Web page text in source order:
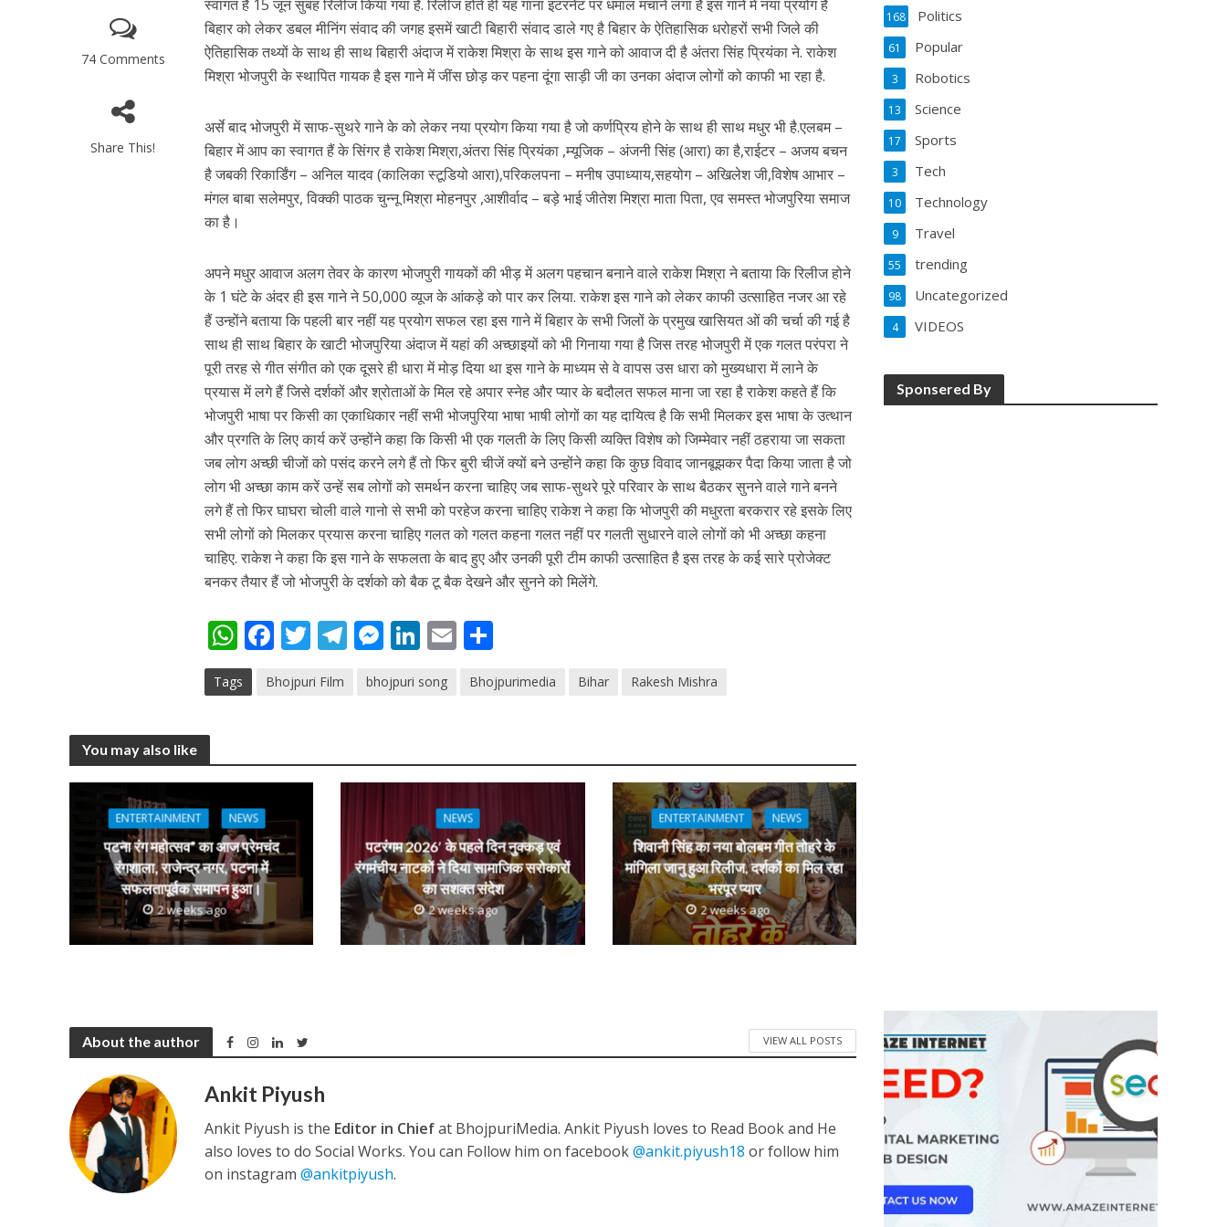
कुलदीप कुमार की “गौरी शंकर की प्रेम कहानी” ने मचाया धमाल
‘शेल्टर होम’ के एक सीन ने तोड़ दिया दिव्या त्यागी का सब्र, कैमरा बंद होने के बाद भी नहीं थमे आंसू
अरविंद अकेला कल्लू के नए अंदाज़ ने मचाई धूम, ‘राउंड राउंड’ को मिल रहा दर्शकों का भरपूर प्यार
74 Comments
Share This!
p
p
o
k
m g
er
n
स्वागत है 15 जून सुबह रिलीज किया गया है. रिलीज होते ही यह गाना इंटरनेट पर धमाल मचाने लगा है इस गाने में नया प्रयोग है
बिहार को लेकर डबल मीनिंग संवाद की जगह इसमें खाटी बिहारी संवाद डाले गए है बिहार के ऐतिहासिक धरोहरों सभी जिले की
ऐतिहासिक तथ्यों के साथ ही साथ बिहारी अंदाज में राकेश मिश्रा के साथ इस गाने को आवाज दी है अंतरा सिंह प्रियंका ने. राकेश
मिश्रा भोजपुरी के स्थापित गायक है इस गाने में जींस छोड़ कर पहना दूंगा साड़ी जी का उनका अंदाज लोगों को काफी भा रहा है.
अर्से बाद भोजपुरी में साफ-सुथरे गाने के को लेकर नया प्रयोग किया गया है जो कर्णप्रिय होने के साथ ही साथ मधुर भी है.एलबम –
बिहार में आप का स्वागत हैं के सिंगर है राकेश मिश्रा,अंतरा सिंह प्रियंका ,म्यूजिक – अंजनी सिंह (आरा) का है,राईटर – अजय बचन
है जबकी रिकार्डिंग – अनिल यादव (कालिका स्टूडियो आरा),परिकलपना – मनीष उपाध्याय,सहयोग – अखिलेश जी,विशेष आभार –
मंगल बाबा सलेमपुर, विक्की पाठक चुन्नू मिश्रा मोहनपुर ,आशीर्वाद – बड़े भाई जीतेश मिश्रा माता पिता, एव समस्त भोजपुरिया समाज
का है।
अपने मधुर आवाज अलग तेवर के कारण भोजपुरी गायकों की भीड़ में अलग पहचान बनाने वाले राकेश मिश्रा ने बताया कि रिलीज होने
के 1 घंटे के अंदर ही इस गाने ने 50,000 व्यूज के आंकड़े को पार कर लिया. राकेश इस गाने को लेकर काफी उत्साहित नजर आ रहे
हैं उन्होंने बताया कि पहली बार नहीं यह प्रयोग सफल रहा इस गाने में बिहार के सभी जिलों के प्रमुख खासियत ओं की चर्चा की गई है
साथ ही साथ बिहार के खाटी भोजपुरिया अंदाज में यहां की अच्छाइयों को भी गिनाया गया है जिस तरह भोजपुरी में एक गलत परंपरा ने
पूरी तरह से गीत संगीत को एक दूसरे ही धारा में मोड़ दिया था इस गाने के माध्यम से वे वापस उस धारा को मुख्यधारा में लाने के
प्रयास में लगे हैं जिसे दर्शकों और श्रोताओं के मिल रहे अपार स्नेह और प्यार के बदौलत सफल माना जा रहा है राकेश कहते हैं कि
भोजपुरी भाषा पर किसी का एकाधिकार नहीं सभी भोजपुरिया भाषा भाषी लोगों का यह दायित्व है कि सभी मिलकर इस भाषा के उत्थान
और प्रगति के लिए कार्य करें उन्होंने कहा कि किसी भी एक गलती के लिए किसी व्यक्ति विशेष को जिम्मेवार नहीं ठहराया जा सकता
जब लोग अच्छी चीजों को पसंद करने लगे हैं तो फिर बुरी चीजें क्यों बने उन्होंने कहा कि कुछ विवाद जानबूझकर पैदा किया जाता है जो
लोग भी अच्छा काम करें उन्हें सब लोगों को समर्थन करना चाहिए जब साफ-सुथरे पूरे परिवार के साथ बैठकर सुनने वाले गाने बनने
लगे हैं तो फिर घाघरा चोली वाले गानो से सभी को परहेज करना चाहिए राकेश ने कहा कि भोजपुरी की मधुरता बरकरार रहे इसके लिए
सभी लोगों को मिलकर प्रयास करना चाहिए गलत को गलत कहना गलत नहीं पर गलती सुधारने वाले लोगों को भी अच्छा कहना
चाहिए. राकेश ने कहा कि इस गाने के सफलता के बाद हुए और उनकी पूरी टीम काफी उत्साहित है इस तरह के कई सारे प्रोजेक्ट
बनकर तैयार हैं जो भोजपुरी के दर्शको को बैक टू बैक देखने और सुनने को मिलेंगे.
W
h
at
p
p
F
e
o
k
T
itt
T
m
M
ss
g
er
Li
k
n
E
ai ar
Tags Bhojpuri Film bhojpuri song Bhojpurimedia Bihar Rakesh Mishra
You may also like
ENTERTAINMENT NEWS
पटना रंग महोत्सव” का आज प्रेमचंद
रंगशाला, राजेन्द्र नगर, पटना में
सफलतापूर्वक समापन हुआ।
2 weeks ago
NEWS
पटरंगम 2026′ के पहले दिन नुक्कड़ एवं
रंगमंचीय नाटकों ने दिया सामाजिक सरोकारों
का सशक्त संदेश
2 weeks ago
ENTERTAINMENT NEWS
शिवानी सिंह का नया बोलबम गीत तोहरे के
मांगिला जानु हुआ रिलीज, दर्शकों का मिल रहा
भरपूर प्यार
2 weeks ago
About the author VIEW ALL POSTS
Ankit Piyush
Ankit Piyush is the Editor in Chiefat BhojpuriMedia. Ankit Piyush loves to Read Book and He
also loves to do Social Works. You can Follow him on facebook@ankit.piyush18 or follow him
on instagram@ankitpiyush.
Politics
168
Popular
61
Robotics
3
Science
13
Sports
17
Tech
3
Technology
10
Travel
9
trending
55
Uncategorized
98
VIDEOS
4
Sponsered By